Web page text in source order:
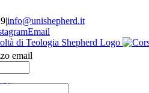
|info@unishepherd.it
Email
email